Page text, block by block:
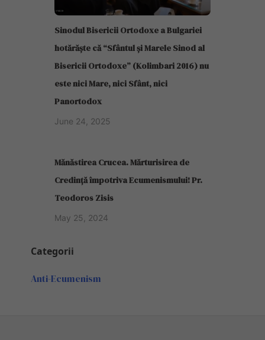
Sinodul Bisericii Ortodoxe a Bulgariei
hotărăște că “Sfântul și Marele Sinod al
Bisericii Ortodoxe” (Kolimbari 2016) nu
este nici Mare, nici Sfânt, nici
Panortodox
June 24, 2025
Mănăstirea Crucea. Mărturisirea de
Credință împotriva Ecumenismului! Pr.
Teodoros Zisis
May 25, 2024
Categorii
Anti-Ecumenism